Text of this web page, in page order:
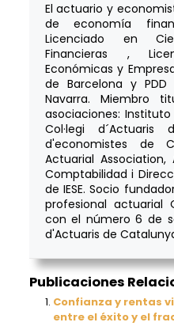
El actuario y
de economía
Licenciado en
Financieras ,
Económicas y
de Barcelona y PDD
Navarra. Miembro
asociaciones:
Col·legi d´Actuaris
d'economistes de
Actuarial
Comptabilidad i
de IESE. Socio
profesional actuarial
con el número 6 de
d'Actuaris de
Publicaciones
Confianza y rentas
entre el éxito y el